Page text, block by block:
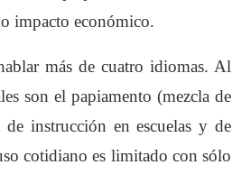
impacto económico.
más de cuatro idiomas. Al
son el papiamento (mezcla de
instrucción en escuelas y de
cotidiano es limitado con sólo